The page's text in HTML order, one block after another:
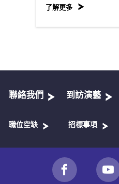
了解更多
聯絡我們 到訪演藝
職位空缺 招標事項